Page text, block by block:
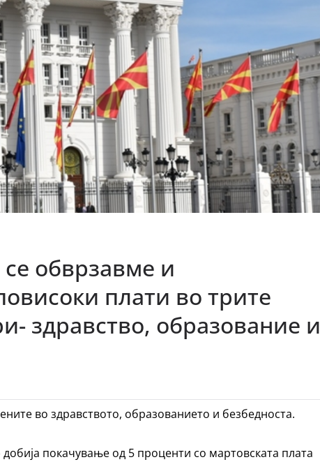
обврзавме и
плати во трите
здравство, образование и
во здравството, образованието и безбедноста.
покачување од 5 проценти со мартовската плата